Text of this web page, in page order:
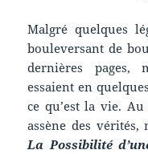
Malgré quelques
bouleversant de
dernières pages,
essaient en
ce qu’est la vie.
assène des
La Possibilité